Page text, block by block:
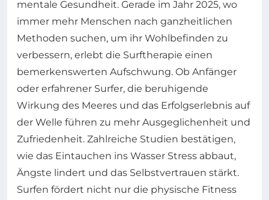
mentale Gesundheit. Gerade im Jahr 2025, wo
immer mehr Menschen nach ganzheitlichen
Methoden suchen, um ihr Wohlbefinden zu
verbessern, erlebt die Surftherapie einen
bemerkenswerten Aufschwung. Ob Anfänger
oder erfahrener Surfer, die beruhigende
Wirkung des Meeres und das Erfolgserlebnis auf
der Welle führen zu mehr Ausgeglichenheit und
Zufriedenheit. Zahlreiche Studien bestätigen,
wie das Eintauchen ins Wasser Stress abbaut,
Ängste lindert und das Selbstvertrauen stärkt.
Surfen fördert nicht nur die physische Fitness